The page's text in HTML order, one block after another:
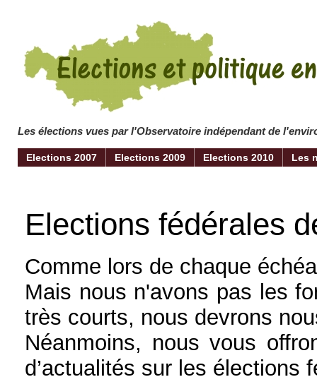
Les élections vues par l'Observatoire indépendant de
Elections 2007 Elections 2009 Elections 2010 Les
Elections fédérales
Comme lors de chaque
Mais nous n'avons pas les
très courts, nous devrons
Néanmoins, nous vous
d’actualités sur les élections